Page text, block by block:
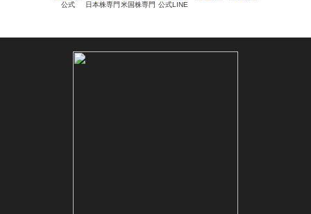
公式 日本株専門米国株専門 公式LINE